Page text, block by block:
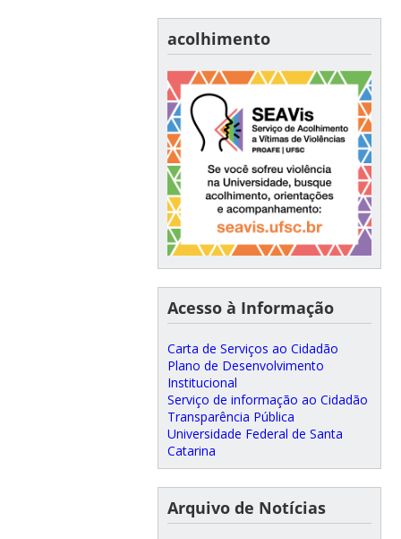
acolhimento
Acesso à Informação
Carta de Serviços ao Cidadão
Plano de Desenvolvimento
Institucional
Serviço de informação ao Cidadão
Transparência Pública
Universidade Federal de Santa
Catarina
Arquivo de Notícias